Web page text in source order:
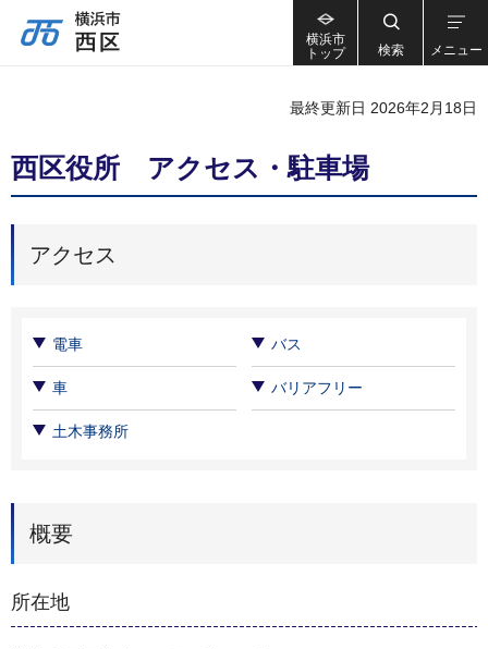
横浜市
トップ
検索 メニュー
最終更新日 2026年2月18日
西区役所 アクセス・駐車場
アクセス
電車 バス
車 バリアフリー
土木事務所
概要
所在地